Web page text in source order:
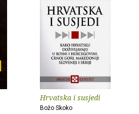
Hrvatska i susjedi
Božo Skoko